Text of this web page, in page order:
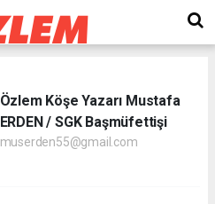
Özlem Köşe Yazarı Mustafa
ERDEN / SGK Başmüfettişi
muserden55@gmail.com